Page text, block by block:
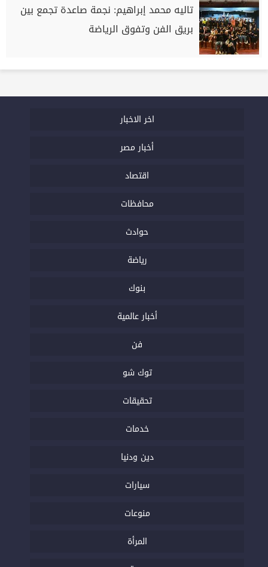
تاليه محمد إبراهيم: نجمة صاعدة تجمع بين
بريق الفن وتفوق الرياضة
اخر الاخبار
أخبار مصر
اقتصاد
محافظات
حوادث
رياضة
بنوك
أخبار عالمية
فن
توك شو
تحقيقات
خدمات
دين ودنيا
سيارات
منوعات
المرأة